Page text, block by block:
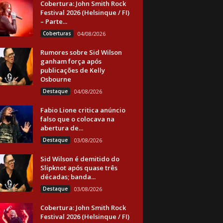
Cobertura: John Smith Rock
Festival 2026 (Helsinque / FI)
– Parte...
Coberturas 04/08/2026
Rumores sobre Sid Wilson
ganham força após
publicações de Kelly
Osbourne
Destaque 04/08/2026
Fabio Lione critica anúncio
falso que o colocava na
abertura de...
Destaque 03/08/2026
Sid Wilson é demitido do
Slipknot após quase três
décadas; banda...
Destaque 03/08/2026
Cobertura: John Smith Rock
Festival 2026 (Helsinque / FI)